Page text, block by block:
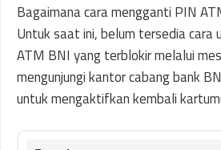
Bagaimana cara mengganti PIN
Untuk saat ini, belum tersedia cara
ATM BNI yang terblokir melalui
mengunjungi kantor cabang bank
untuk mengaktifkan kembali